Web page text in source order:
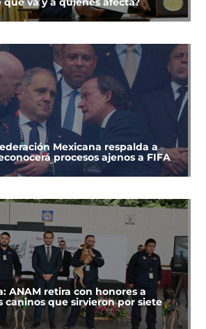
Mexicana respalda a
procesos ajenos a FIFA
ANAM retira con honores a
caninos que sirvieron por siete